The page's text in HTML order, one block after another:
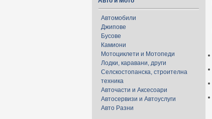
Автомобили
Джипове
Бусове
Камиони
Мотоциклети и Мотопеди
Лодки, каравани, други
Селскостопанска, строителна
техника
Авточасти и Аксесоари
Автосервизи и Автоуслуги
Авто Разни